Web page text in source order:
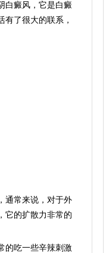
白癜风，它是白癜
了很大的联系，
常来说，对于外
它的扩散力非常的
吃一些辛辣刺激